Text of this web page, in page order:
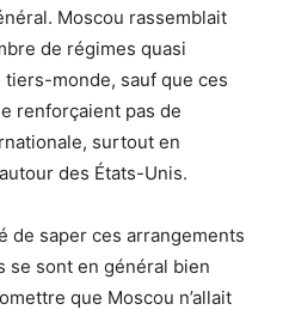
Moscou rassemblait
de régimes quasi
monde, sauf que ces
renforçaient pas de
surtout en
des États-Unis.
de saper ces arrangements
se sont en général bien
que Moscou n’allait